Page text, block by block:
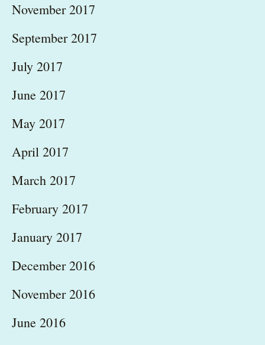
November 2017
September 2017
July 2017
June 2017
May 2017
April 2017
March 2017
February 2017
January 2017
December 2016
November 2016
June 2016